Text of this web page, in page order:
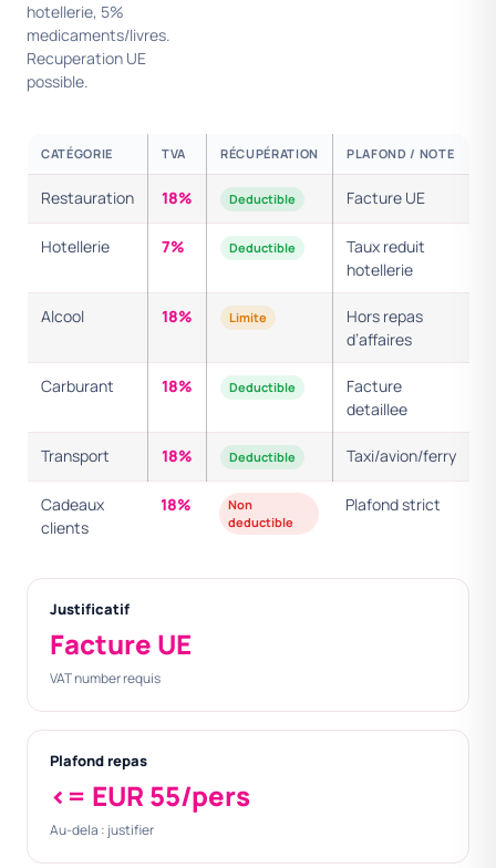
hotellerie, 5%
medicaments/livres.
Recuperation UE
possible.
CATÉGORIE TVA RÉCUPÉRATION PLAFOND / NOTE
Restauration 18% Deductible Facture UE
Hotellerie 7% Deductible
Taux reduit
hotellerie
Alcool 18% Limite
Hors repas
d’affaires
Carburant 18% Deductible
Facture
detaillee
Transport 18% Deductible Taxi/avion/ferry
Cadeaux
clients
18%
Non
deductible
Plafond strict
Justificatif
Facture UE
VAT number requis
Plafond repas
<= EUR 55/pers
Au-dela : justifier